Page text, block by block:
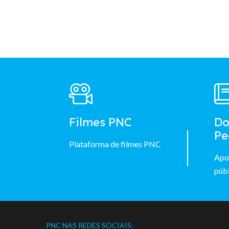
Footer
Main
Menu
Filmes PNC
Plataforma de filmes PNC
PNC NAS REDES SOCIAIS: